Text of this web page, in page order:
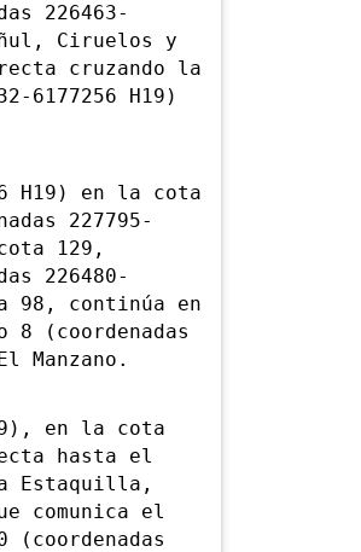
226463-
Ciruelos y
cruzando la
6177256 H19)
H19) en la cota
227795-
129,
226480-
98, continúa en
(coordenadas
Manzano.
en la cota
hasta el
Estaquilla,
comunica el